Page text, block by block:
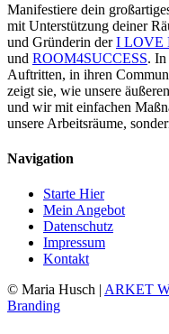
Manifestiere dein
mit Unterstützung deiner
und Gründerin derI LOVE
und ROOM4SUCCESS.
Auftritten, in ihren
zeigt sie, wie unsere
und wir mit einfachen
unsere Arbeitsräume,
Navigation
Starte Hier
Mein Angebot
Datenschutz
Impressum
Kontakt
© Maria Husch | ARKET
Branding